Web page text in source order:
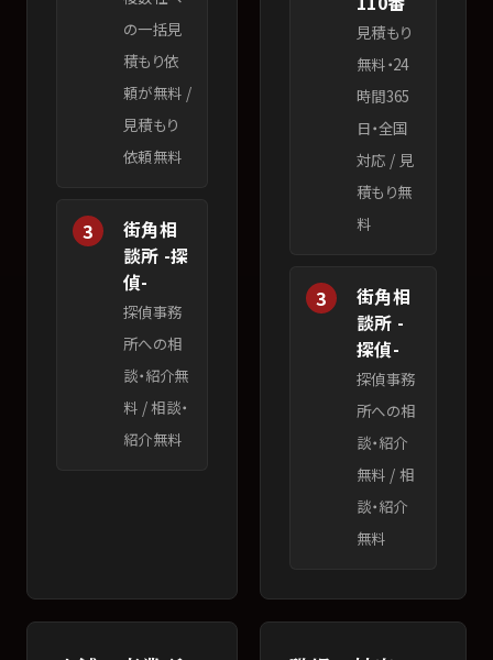
の一括見
積もり依
頼が無料 /
見積もり
依頼無料
3
街角相
談所 -探
偵-
探偵事務
所への相
談・紹介無
料 /相談・
紹介無料
見積もり
無料・24
時間365
日・全国
対応 / 見
積もり無
料
3
街角相
談所 -
探偵-
探偵事務
所への相
談・紹介
無料 / 相
談・紹介
無料